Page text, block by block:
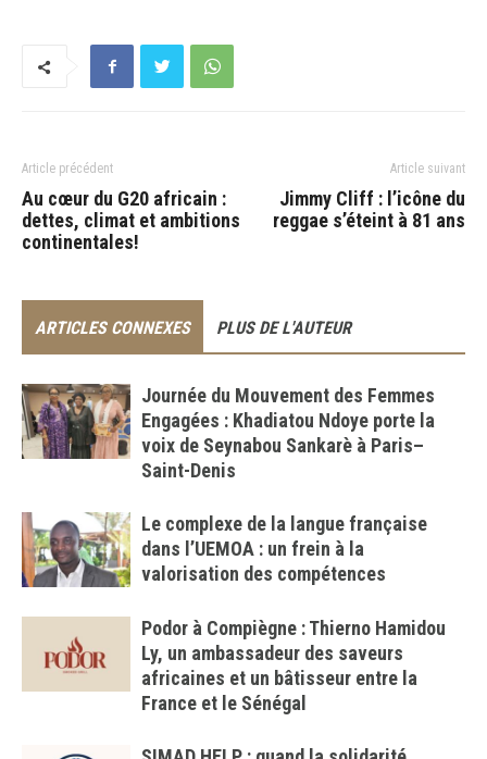
Article précédent
Au cœur du G20 africain :
dettes, climat et ambitions
continentales!
Article suivant
Jimmy Cliff : l’icône du
reggae s’éteint à 81 ans
ARTICLES CONNEXES PLUS DE L'AUTEUR
Journée du Mouvement des Femmes
Engagées : Khadiatou Ndoye porte la
voix de Seynabou Sankarè à Paris–
Saint-Denis
Le complexe de la langue française
dans l’UEMOA : un frein à la
valorisation des compétences
Podor à Compiègne : Thierno Hamidou
Ly, un ambassadeur des saveurs
africaines et un bâtisseur entre la
France et le Sénégal